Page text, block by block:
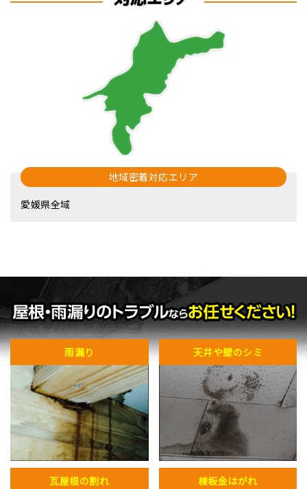
地域密着対応エリア
愛媛県全域
雨漏り 天井や壁のシミ
瓦屋根の割れ 棟板金はがれ